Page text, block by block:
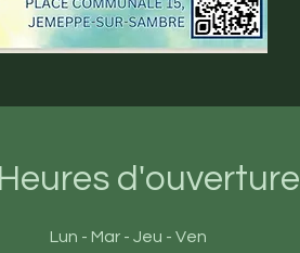
Heures d'ouverture
Lun - Mar - Jeu - Ven